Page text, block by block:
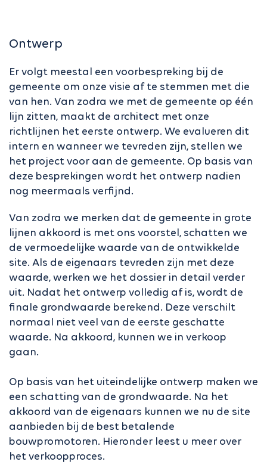
Ontwerp
Er volgt meestal een voorbespreking bij de
gemeente om onze visie af te stemmen met die
van hen. Van zodra we met de gemeente op één
lijn zitten, maakt de architect met onze
richtlijnen het eerste ontwerp. We evalueren dit
intern en wanneer we tevreden zijn, stellen we
het project voor aan de gemeente. Op basis van
deze besprekingen wordt het ontwerp nadien
nog meermaals verfijnd.
Van zodra we merken dat de gemeente in grote
lijnen akkoord is met ons voorstel, schatten we
de vermoedelijke waarde van de ontwikkelde
site. Als de eigenaars tevreden zijn met deze
waarde, werken we het dossier in detail verder
uit. Nadat het ontwerp volledig af is, wordt de
finale grondwaarde berekend. Deze verschilt
normaal niet veel van de eerste geschatte
waarde. Na akkoord, kunnen we in verkoop
gaan.
Op basis van het uiteindelijke ontwerp maken we
een schatting van de grondwaarde. Na het
akkoord van de eigenaars kunnen we nu de site
aanbieden bij de best betalende
bouwpromotoren. Hieronder leest u meer over
het verkoopproces.